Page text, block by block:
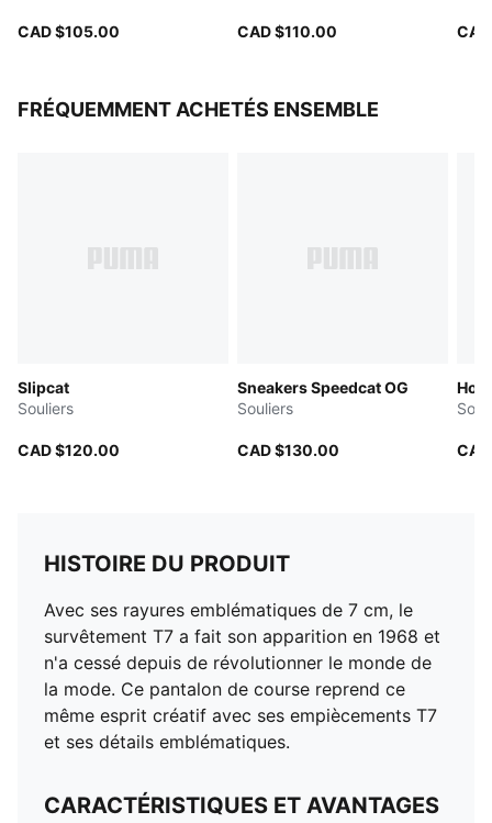
CAD $105.00 CAD $110.00
FRÉQUEMMENT ACHETÉS ENSEMBLE
Slipcat
Souliers
CAD $120.00
Sneakers Speedcat OG
Souliers
CAD $130.00
HISTOIRE DU PRODUIT
Avec ses rayures emblématiques de 7 cm, le
survêtement T7 a fait son apparition en 1968 et
n'a cessé depuis de révolutionner le monde de
la mode. Ce pantalon de course reprend ce
même esprit créatif avec ses empiècements T7
et ses détails emblématiques.
CARACTÉRISTIQUES ET AVANTAGES